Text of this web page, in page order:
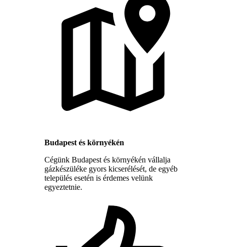
Budapest és környékén
Cégünk Budapest és környékén vállalja
gázkészüléke gyors kicserélését, de egyéb
település esetén is érdemes velünk
egyeztetnie.